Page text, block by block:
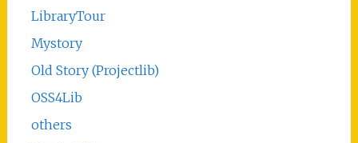
LibraryTour
Mystory
Old Story (Projectlib)
OSS4Lib
others